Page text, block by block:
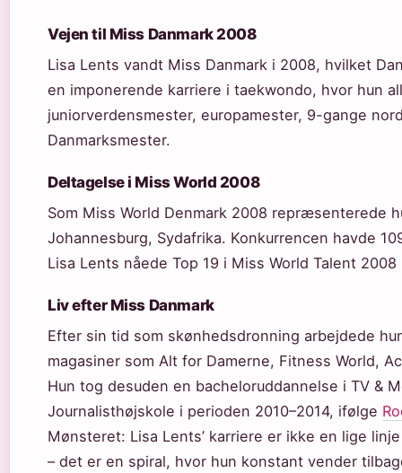
Vejen til Miss Danmark 2008
Lisa Lents vandt Miss Danmark i 2008, hvilket
en imponerende karriere i taekwondo, hvor hun
juniorverdensmester, europamester, 9-gange
Danmarksmester.
Deltagelse i Miss World 2008
Som Miss World Denmark 2008 repræsenterede
Johannesburg, Sydafrika. Konkurrencen havde
Lisa Lents nåede Top 19 i Miss World Talent
Liv efter Miss Danmark
Efter sin tid som skønhedsdronning arbejdede
magasiner som Alt for Damerne, Fitness World,
Hun tog desuden en bacheloruddannelse i TV &
Journalisthøjskole i perioden 2010–2014, ifølge
Mønsteret: Lisa Lents’ karriere er ikke en lige
– det er en spiral, hvor hun konstant vender